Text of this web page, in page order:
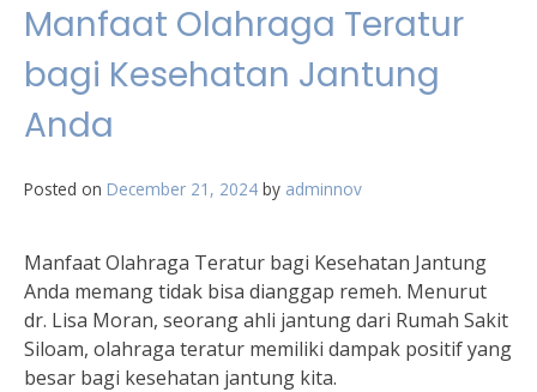
Manfaat Olahraga Teratur
bagi Kesehatan Jantung
Anda
Posted on December 21, 2024 by adminnov
Manfaat Olahraga Teratur bagi Kesehatan Jantung
Anda memang tidak bisa dianggap remeh. Menurut
dr. Lisa Moran, seorang ahli jantung dari Rumah Sakit
Siloam, olahraga teratur memiliki dampak positif yang
besar bagi kesehatan jantung kita.